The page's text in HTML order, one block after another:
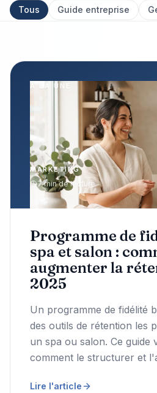
Tous Guide entreprise
À LA UNE
MARKETING
7 min de lecture
Programme de
spa et salon :
augmenter la
2025
Un programme de fidélité
des outils de rétention les
un spa ou salon. Ce guide
comment le structurer et
Lire l'article